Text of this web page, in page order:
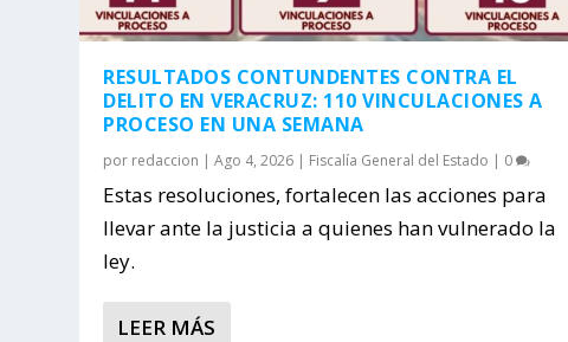
RESULTADOS CONTUNDENTES CONTRA EL
DELITO EN VERACRUZ: 110 VINCULACIONES A
PROCESO EN UNA SEMANA
por redaccion |Ago 4, 2026 | Fiscalía General del Estado | 0
Estas resoluciones, fortalecen las acciones para
llevar ante la justicia a quienes han vulnerado la
ley.
LEER MÁS